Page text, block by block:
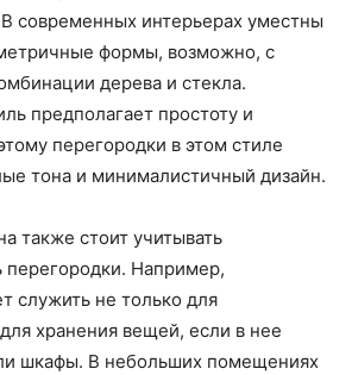
современных интерьерах уместны
формы, возможно, с
дерева и стекла.
предполагает простоту и
перегородки в этом стиле
тона и минималистичный дизайн.
также стоит учитывать
перегородки. Например,
служить не только для
хранения вещей, если в нее
шкафы. В небольших помещениях